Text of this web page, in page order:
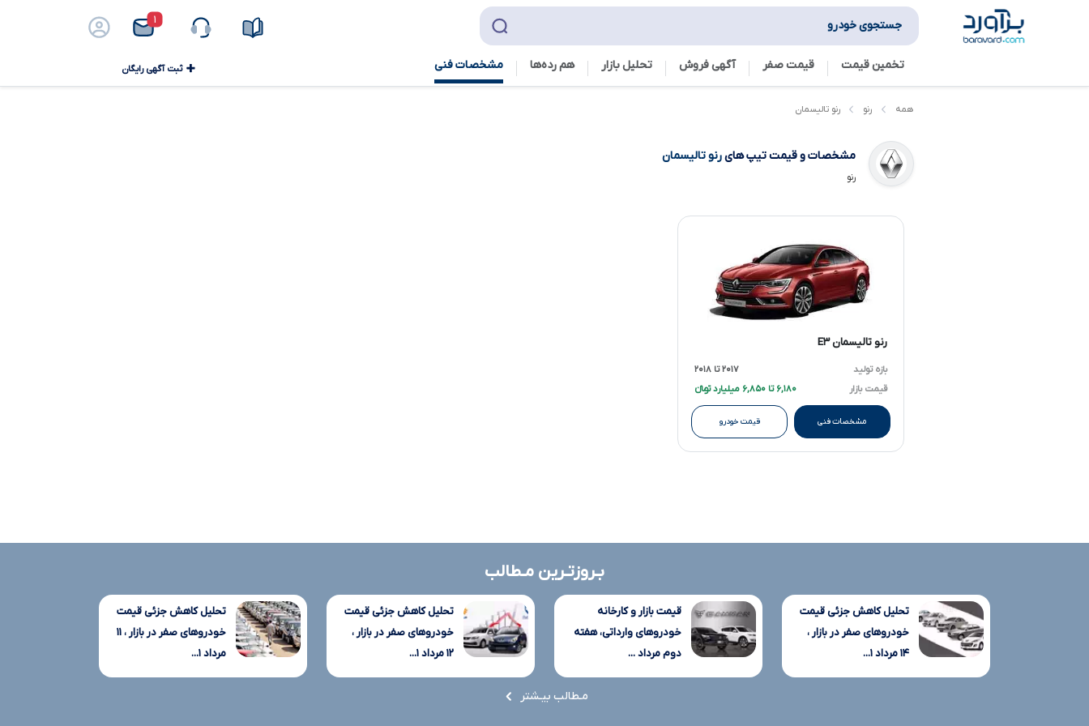
۱ جستجوی خودرو
تخمین قیمت قیمت صفر آگهی فروش تحلیل بازار هم رده‌ها‌ مشخصات فنی ثبت آگهی رایگان
همه رنو رنو تالیسمان
مشخصات و قیمت تیپ هایرنو تالیسمان
رنو
رنو تالیسمان E۳
بازه تولید
۲۰۱۷ تا ۲۰۱۸
قیمت بازار
۶,۱۸۰ تا ۶,۸۵۰ میلیارد تومانءءء
مشخصات فنی قیمت خودرو
بـروزتـرین مـطالب
تحلیل کاهش جزئی قیمت
خودروهای صفر در بازار ،
۱۴ مرداد ۱...
قیمت بازار و کارخانه
خودروهای وارداتی، هفته
دوم مرداد ...
تحلیل کاهش جزئی قیمت
خودروهای صفر در بازار ،
۱۲ مرداد ۱...
تحلیل کاهش جزئی قیمت
خودروهای صفر در بازار ، ۱۱
مرداد ۱...
مـطالب بیـشتر